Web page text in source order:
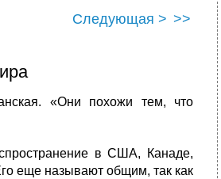
Следующая > >>
«Они похожи тем, что
в США, Канаде,
еще называют общим, так как